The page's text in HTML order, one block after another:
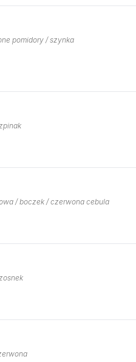
pomidory / szynka
/ boczek / czerwona cebula